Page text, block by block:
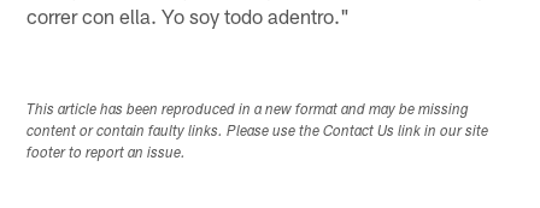
correr con ella. Yo soy todo adentro."
This article has been reproduced in a new format and may be missing
content or contain faulty links. Please use the Contact Us link in our site
footer to report an issue.